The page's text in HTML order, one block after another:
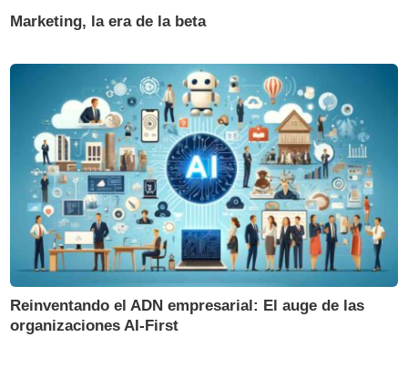
Marketing, la era de la beta
Reinventando el ADN empresarial: El auge de las
organizaciones AI-First